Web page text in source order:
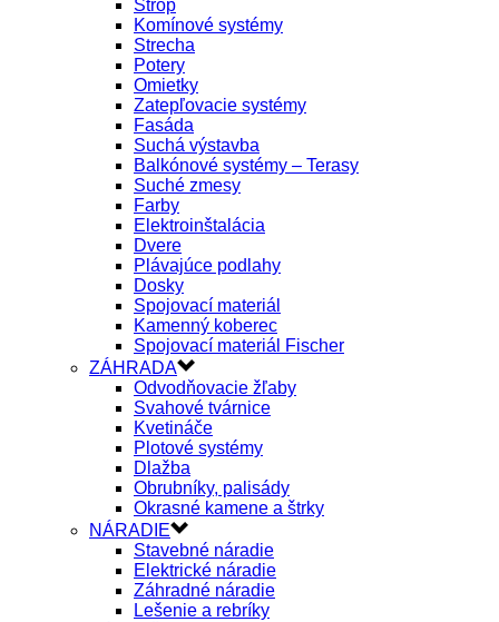
Strop
Komínové systémy
Strecha
Potery
Omietky
Zatepľovacie systémy
Fasáda
Suchá výstavba
Balkónové systémy – Terasy
Suché zmesy
Farby
Elektroinštalácia
Dvere
Plávajúce podlahy
Dosky
Spojovací materiál
Kamenný koberec
Spojovací materiál Fischer
ZÁHRADA
Odvodňovacie žľaby
Svahové tvárnice
Kvetináče
Plotové systémy
Dlažba
Obrubníky, palisády
Okrasné kamene a štrky
NÁRADIE
Stavebné náradie
Elektrické náradie
Záhradné náradie
Lešenie a rebríky